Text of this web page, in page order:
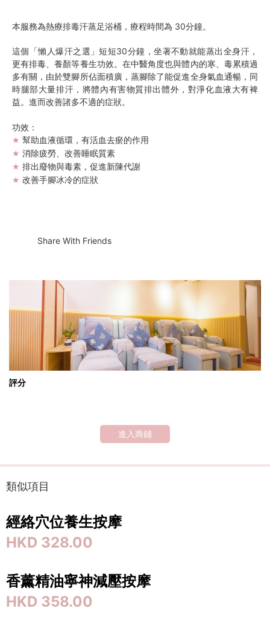
本服務為熱療排毒汗蒸足浴桶，療程時間為 30分鐘。
這個「懶人爆汗之選」短短30分鐘，坐著不動就能蒸出全身汗，
更有排毒、養顏等養生功效。在中醫角度也與體內的寒、毒累積過
多有關，由於雙腳所佔面積廣，蒸腳除了能促進全身氣血通暢，同
時腿部大量排汗，將體內有害物質排出體外，對淨化血液大有裨
益。進而改善諸多不適的症狀。
功效：
★ 幫助血液循環，有活血去瘀的作用
★ 消除疲勞、改善睡眠質素
★ 排出廢物與毒素，促進新陳代謝
★ 改善手腳冰冷的症狀
Share With Friends
評分
進入商鋪
類似項目
經絡穴位養生按摩
HKD 328.00
香薰精油寧神減壓按摩
HKD 358.00